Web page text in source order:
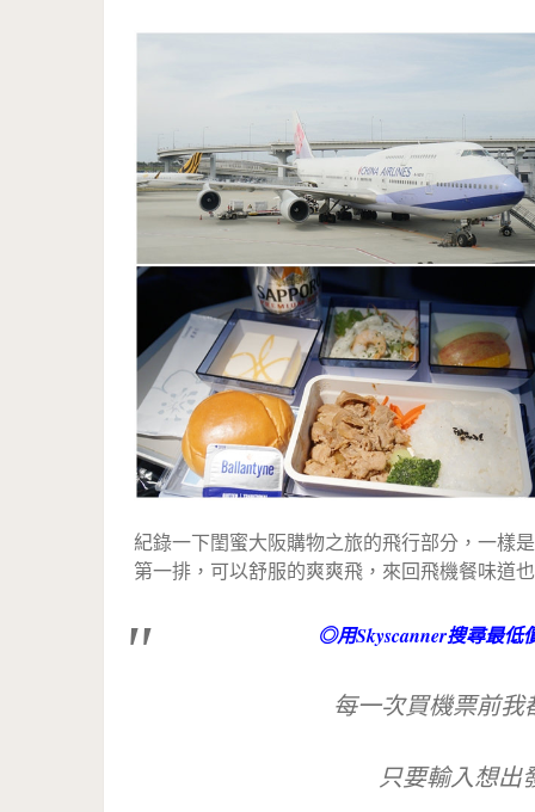
紀錄一下閨蜜大阪購物之旅的飛行部分，一樣
第一排，可以舒服的爽爽飛，來回飛機餐味道
◎用Skyscanner搜尋最低
每一次買機票前我
只要輸入想出